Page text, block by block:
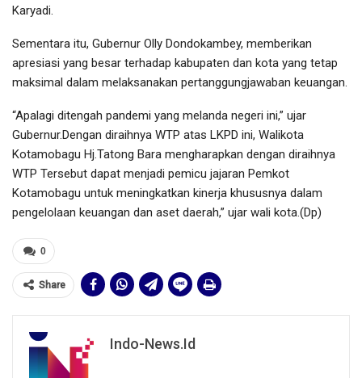
Karyadi.
Sementara itu, Gubernur Olly Dondokambey, memberikan
apresiasi yang besar terhadap kabupaten dan kota yang tetap
maksimal dalam melaksanakan pertanggungjawaban keuangan.
“Apalagi ditengah pandemi yang melanda negeri ini,” ujar
Gubernur.Dengan diraihnya WTP atas LKPD ini, Walikota
Kotamobagu Hj.Tatong Bara mengharapkan dengan diraihnya
WTP Tersebut dapat menjadi pemicu jajaran Pemkot
Kotamobagu untuk meningkatkan kinerja khususnya dalam
pengelolaan keuangan dan aset daerah,” ujar wali kota.(Dp)
0
Share
Indo-News.id